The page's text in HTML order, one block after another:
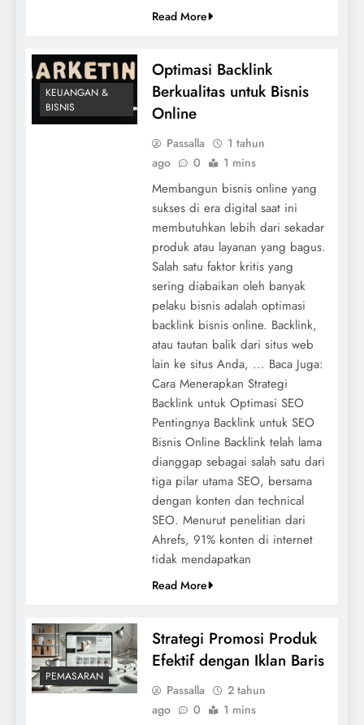
Read More
KEUANGAN &
BISNIS
Optimasi Backlink
Berkualitas untuk Bisnis
Online
Passalla
1 tahun
ago
0 1 mins
Membangun bisnis online yang
sukses di era digital saat ini
membutuhkan lebih dari sekadar
produk atau layanan yang bagus.
Salah satu faktor kritis yang
sering diabaikan oleh banyak
pelaku bisnis adalah optimasi
backlink bisnis online. Backlink,
atau tautan balik dari situs web
lain ke situs Anda, ... Baca Juga:
Cara Menerapkan Strategi
Backlink untuk Optimasi SEO
Pentingnya Backlink untuk SEO
Bisnis Online Backlink telah lama
dianggap sebagai salah satu dari
tiga pilar utama SEO, bersama
dengan konten dan technical
SEO. Menurut penelitian dari
Ahrefs, 91% konten di internet
tidak mendapatkan
Read More
PEMASARAN
Strategi Promosi Produk
Efektif dengan Iklan Baris
Passalla
2 tahun
ago
0 1 mins